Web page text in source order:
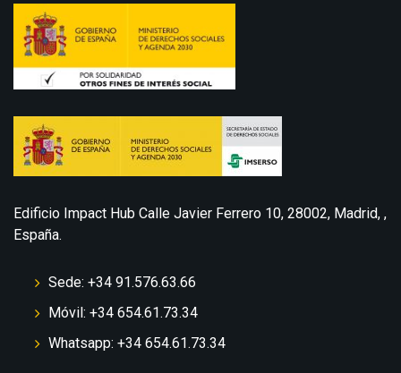
Edificio Impact Hub Calle Javier Ferrero 10, 28002, Madrid, ,
España.
Sede: +34 91.576.63.66
Móvil: +34 654.61.73.34
Whatsapp: +34 654.61.73.34